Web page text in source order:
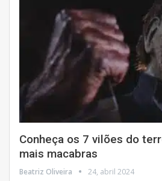
Conheça os 7 vilões do
mais macabras
Beatriz Oliveira 24, abril 2024